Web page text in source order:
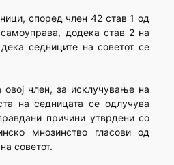
според член 42 став 1 од
додека став 2 на
седниците на советот се
член, за исклучување на
на седницата се одлучува
причини утврдени со
мнозинство гласови од
советот.